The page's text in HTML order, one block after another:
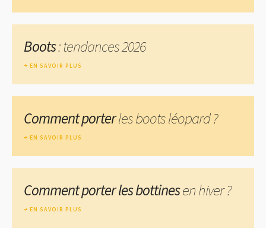
Boots: tendances 2026
EN SAVOIR PLUS
Comment porterles boots léopard ?
EN SAVOIR PLUS
Comment porter les bottinesen hiver ?
EN SAVOIR PLUS